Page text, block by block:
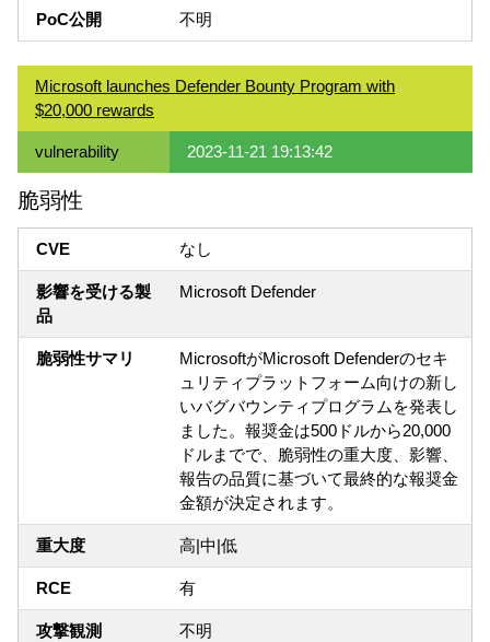
PoC公開 不明
Microsoft launches Defender Bounty Program with
$20,000 rewards
vulnerability 2023-11-21 19:13:42
脆弱性
CVE なし
影響を受ける製
品
Microsoft Defender
脆弱性サマリ
MicrosoftがMicrosoft Defenderのセキ
ュリティプラットフォーム向けの新し
いバグバウンティプログラムを発表し
ました。報奨金は500ドルから20,000
ドルまでで、脆弱性の重大度、影響、
報告の品質に基づいて最終的な報奨金
金額が決定されます。
重大度 高|中|低
RCE 有
攻撃観測 不明